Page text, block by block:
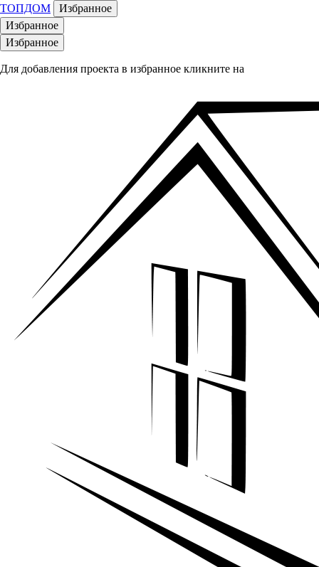
ТОПДОМ
Избранное
Избранное
Избранное
Для добавления проекта в избранное кликните на